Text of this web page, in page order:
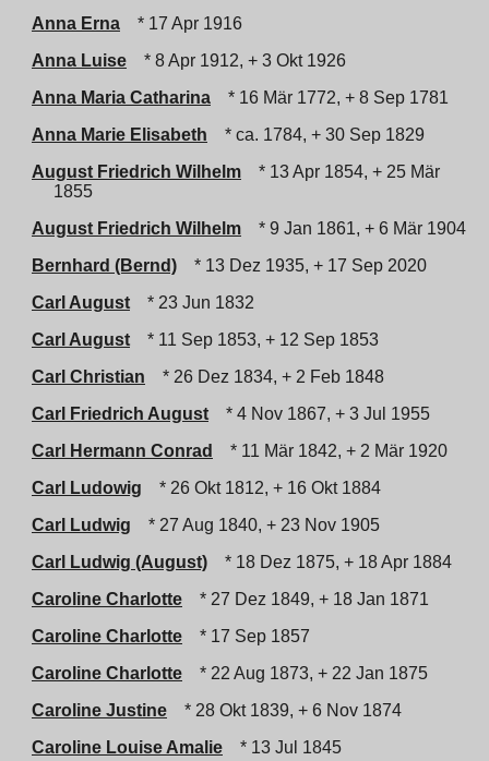
Anna Erna
* 17 Apr 1916
Anna Luise
* 8 Apr 1912, + 3 Okt 1926
Anna Maria Catharina
* 16 Mär 1772, + 8 Sep 1781
Anna Marie Elisabeth
* ca. 1784, + 30 Sep 1829
August Friedrich Wilhelm
* 13 Apr 1854, + 25 Mär
1855
August Friedrich Wilhelm
* 9 Jan 1861, + 6 Mär 1904
Bernhard (Bernd)
* 13 Dez 1935, + 17 Sep 2020
Carl August
* 23 Jun 1832
Carl August
* 11 Sep 1853, + 12 Sep 1853
Carl Christian
* 26 Dez 1834, + 2 Feb 1848
Carl Friedrich August
* 4 Nov 1867, + 3 Jul 1955
Carl Hermann Conrad
* 11 Mär 1842, + 2 Mär 1920
Carl Ludowig
* 26 Okt 1812, + 16 Okt 1884
Carl Ludwig
* 27 Aug 1840, + 23 Nov 1905
Carl Ludwig (August)
* 18 Dez 1875, + 18 Apr 1884
Caroline Charlotte
* 27 Dez 1849, + 18 Jan 1871
Caroline Charlotte
* 17 Sep 1857
Caroline Charlotte
* 22 Aug 1873, + 22 Jan 1875
Caroline Justine
* 28 Okt 1839, + 6 Nov 1874
Caroline Louise Amalie
* 13 Jul 1845